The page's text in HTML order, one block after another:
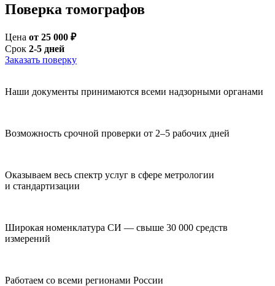
Поверка томографов
Цена от 25 000 ₽
Срок 2-5 дней
Заказать поверку
Наши документы принимаются всеми надзорными органами
Возможность срочной проверки от 2–5 рабочих дней
Оказываем весь спектр услуг в сфере метрологии
и стандартизации
Широкая номенклатура СИ — свыше 30 000 средств
измерений
Работаем со всеми регионами России